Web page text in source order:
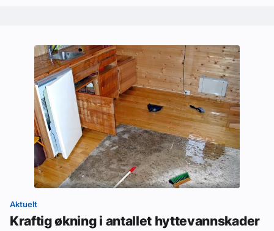
Aktuelt
Kraftig økning i antallet hyttevannskader